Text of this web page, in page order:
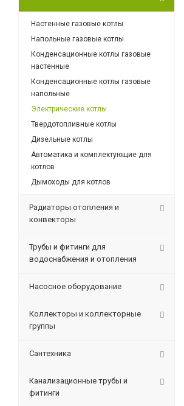
Настенные газовые котлы
Напольные газовые котлы
Конденсационные котлы газовые
настенные
Конденсационные котлы газовые
напольные
Электрические котлы
Твердотопливные котлы
Дизельные котлы
Автоматика и комплектующие для
котлов
Дымоходы для котлов
Радиаторы отопления и
конвекторы
Трубы и фитинги для
водоснабжения и отопления
Насосное оборудование
Коллекторы и коллекторные
группы
Сантехника
Канализационные трубы и
фитинги